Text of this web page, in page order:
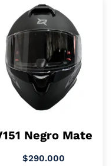
Negro Mate
$290.000